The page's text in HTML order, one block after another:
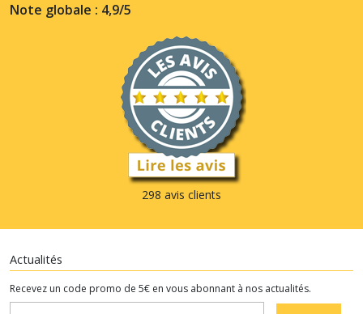
Note globale : 4,9/5
298 avis clients
Actualités
Recevez un code promo de 5€ en vous abonnant à nos actualités.